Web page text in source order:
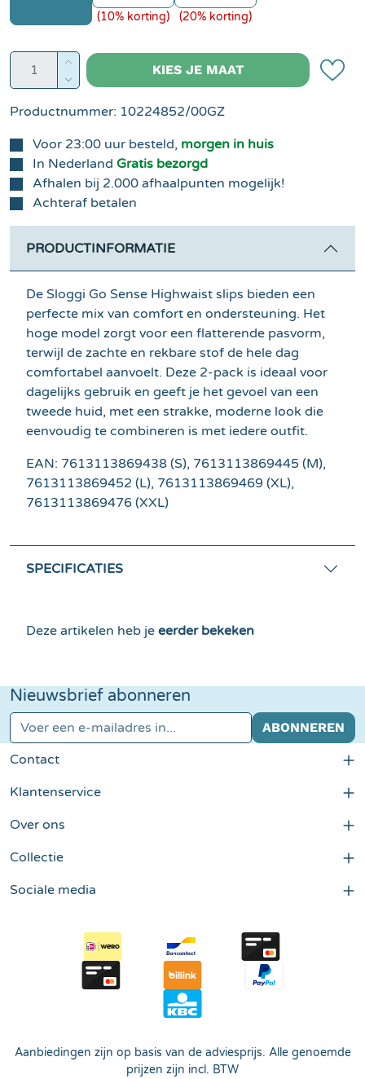
(10% korting)
(20% korting)
Producthoeveelheid: Voer de gewenste
KIES JE MAAT
Productnummer: 10224852/00GZ
Voor 23:00 uur besteld, morgen in huis
In Nederland Gratis bezorgd
Afhalen bij 2.000 afhaalpunten mogelijk!
Achteraf betalen
PRODUCTINFORMATIE
De Sloggi Go Sense Highwaist slips bieden een
perfecte mix van comfort en ondersteuning. Het
hoge model zorgt voor een flatterende pasvorm,
terwijl de zachte en rekbare stof de hele dag
comfortabel aanvoelt. Deze 2-pack is ideaal voor
dagelijks gebruik en geeft je het gevoel van een
tweede huid, met een strakke, moderne look die
eenvoudig te combineren is met iedere outfit.
EAN: 7613113869438 (S), 7613113869445 (M),
7613113869452 (L), 7613113869469 (XL),
7613113869476 (XXL)
SPECIFICATIES
Deze artikelen heb je eerder bekeken
Nieuwsbrief abonneren
E-mailadres* ABONNEREN
Contact
Klantenservice
Over ons
Collectie
Sociale media
Aanbiedingen zijn op basis van de adviesprijs. Alle genoemde
prijzen zijn incl. BTW